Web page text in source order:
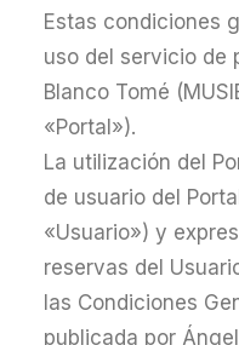
Estas condiciones
uso del servicio de
Blanco Tomé
«Portal»).
La utilización del
de usuario del
«Usuario») y
reservas del
las Condiciones
publicada por